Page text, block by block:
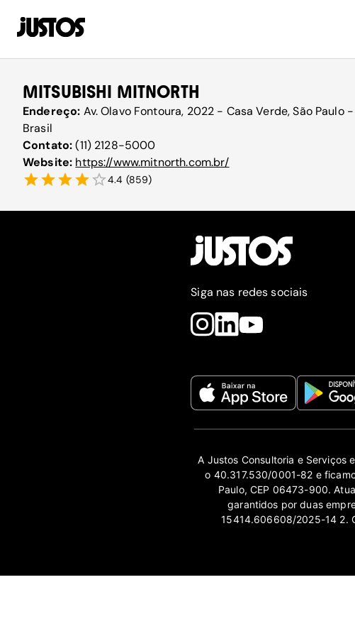
MITSUBISHI MITNORTH
Endereço: Av. Olavo Fontoura, 2022 - Casa Verde, São Paulo -
Brasil
Contato:(11) 2128-5000
Website: https://www.mitnorth.com.br/
4.4 (859)
Siga nas redes sociais
A Justos Consultoria e Serviços
o 40.317.530/0001-82 e
Paulo, CEP 06473-900.
garantidos por duas
15414.606608/2025-14 2.